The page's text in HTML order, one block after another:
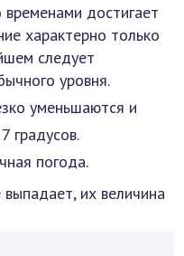
достигает
характерно только
следует
уровня.
уменьшаются и
градусов.
погода.
их величина